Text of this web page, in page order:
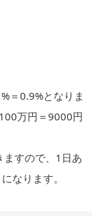
＝0.9%となりま
万円＝9000円
ますので、1日あ
なります。